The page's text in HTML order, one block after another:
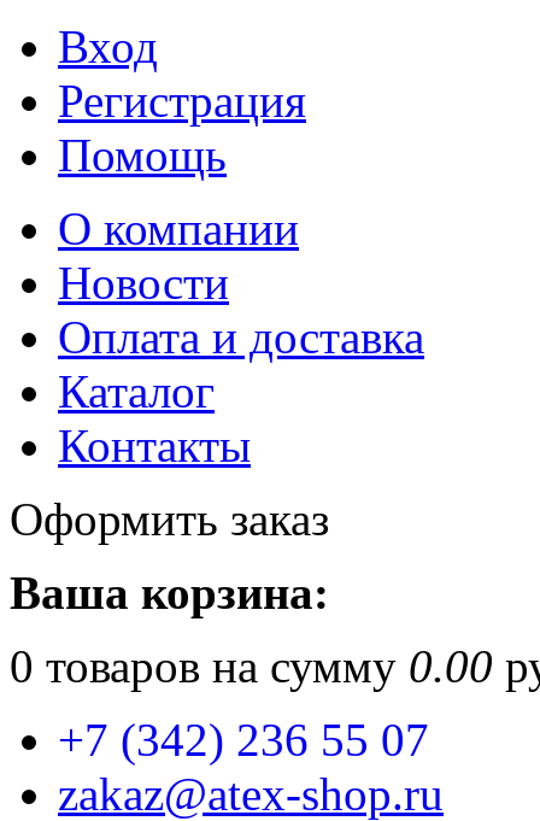
Вход
Регистрация
Помощь
О компании
Новости
Оплата и доставка
Каталог
Контакты
Оформить заказ
Ваша корзина:
0 товаров на сумму 0.00
+7 (342) 236 55 07
zakaz@atex-shop.ru